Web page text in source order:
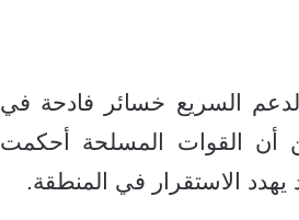
السريع خسائر فادحة في
أن القوات المسلحة أحكمت
الاستقرار في المنطقة.